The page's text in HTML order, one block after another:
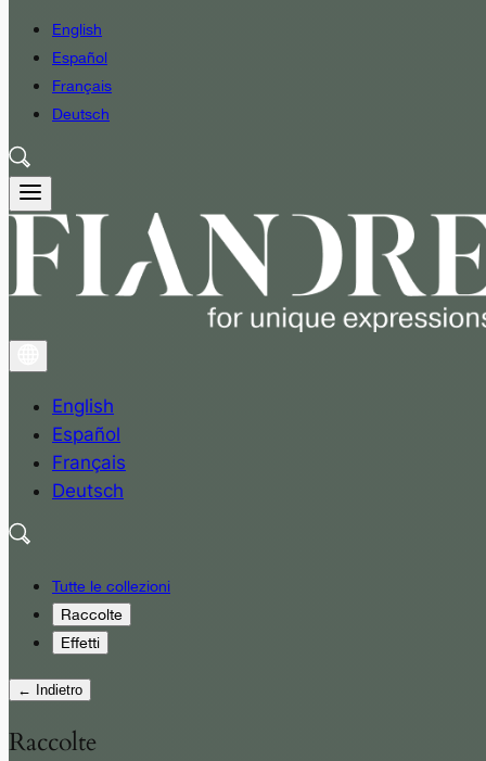
English
Español
Français
Deutsch
English
Español
Français
Deutsch
Tutte le collezioni
Raccolte
Effetti
← Indietro
Raccolte